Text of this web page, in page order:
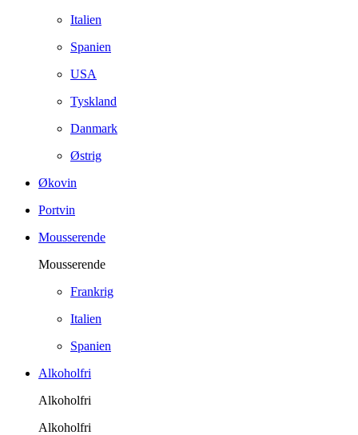
Italien
Spanien
USA
Tyskland
Danmark
Østrig
Økovin
Portvin
Mousserende
Mousserende
Frankrig
Italien
Spanien
Alkoholfri
Alkoholfri
Alkoholfri